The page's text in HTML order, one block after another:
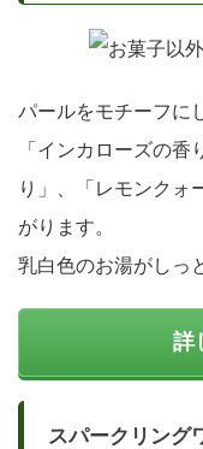
パールをモチーフに
「インカローズの
り」、「レモンクォ
がります。
乳白色のお湯がしっ
詳
スパークリング